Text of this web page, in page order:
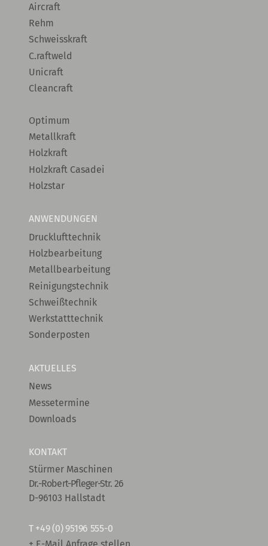
Aircraft
Rehm
Schweisskraft
C.raftweld
Unicraft
Cleancraft
Optimum
Metallkraft
Holzkraft
Holzkraft Casadei
Holzstar
ANWENDUNGEN
Drucklufttechnik
Holzbearbeitung
Metallbearbeitung
Reinigungstechnik
Schweißtechnik
Werkstatttechnik
Sonderposten
AKTUELLES
News
Messetermine
Downloads
KONTAKT
Stürmer Maschinen
Dr.-Robert-Pfleger-Str. 26
D-96103 Hallstadt
T +49 (0) 95196 555-0